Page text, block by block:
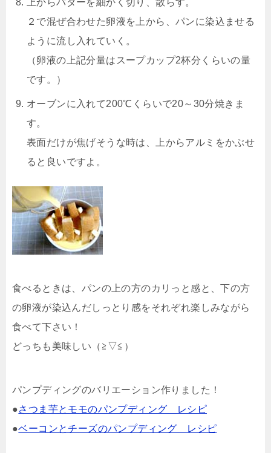
上からバターを細かく切り、散らす。
２で混ぜ合わせた卵液を上から、パンに染込ませる
ように流し入れていく。
（卵液の上記分量はスープカップ2杯分くらいの量
です。）
オーブンに入れて200℃くらいで20～30分焼きま
す。
表面だけが焦げそうな時は、上からアルミをかぶせ
ると良いですよ。
食べるときは、パンの上の方のカリっと感と、下の方
の卵液が染込んだしっとり感をそれぞれ楽しみながら
食べて下さい！
どっちも美味しい（≧▽≦）
パンプディングのバリエーション作りました！
●さつま芋とモモのパンプディング レシピ
●ベーコンとチーズのパンプディング レシピ